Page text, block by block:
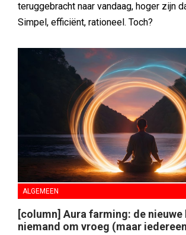
teruggebracht naar vandaag, hoger zijn
Simpel, efficiënt, rationeel. Toch?
ALGEMEEN
[column] Aura farming: de nieuwe
niemand om vroeg (maar